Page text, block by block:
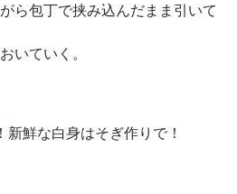
ら包丁で挟み込んだまま引いて
いていく。
鮮な白身はそぎ作りで！